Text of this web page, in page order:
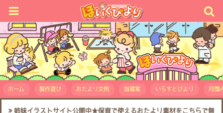
ホーム 製作遊び おたより文例 指導案 いらすとびより 月間
姉妹イラストサイト公開中★保育で使えるおたより素材をこちらで無